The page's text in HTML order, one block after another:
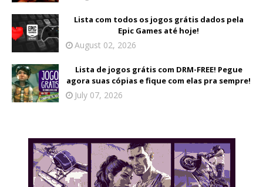
Lista com todos os jogos grátis dados pela
Epic Games até hoje!
August 02, 2026
Lista de jogos grátis com DRM-FREE! Pegue
agora suas cópias e fique com elas pra sempre!
July 07, 2026